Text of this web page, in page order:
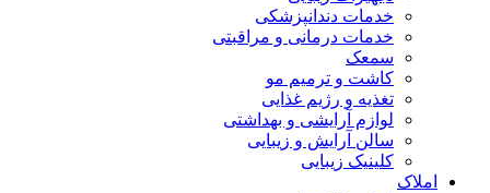
خدمات دندانپزشکی
خدمات درمانی و مراقبتی
سمعک
کاشت و ترمیم مو
تغذیه و رژیم غذایی
لوازم آرایشی و بهداشتی
سالن آرایش و زیبایی
کلینیک زیبایی
املاک